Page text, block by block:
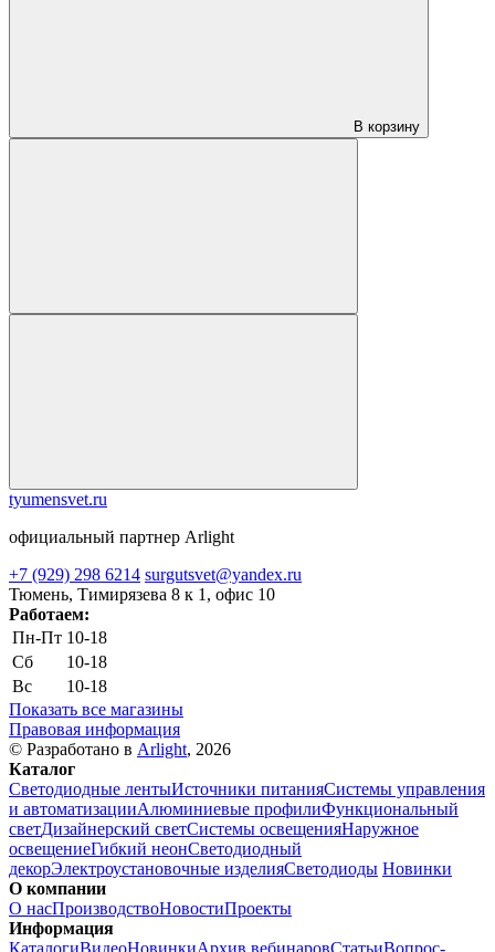
В корзину
tyumensvet.ru
официальный партнер Arlight
+7 (929) 298 6214 surgutsvet@yandex.ru
Тюмень, Тимирязева 8 к 1, офис 10
Работаем:
Пн-Пт 10-18
Сб
10-18
Вс
10-18
Показать все магазины
Правовая информация
© Разработано в Arlight, 2026
Каталог
Светодиодные лентыИсточники питанияСистемы управления
и автоматизацииАлюминиевые профилиФункциональный
светДизайнерский светСистемы освещенияНаружное
освещениеГибкий неонСветодиодный
декорЭлектроустановочные изделияСветодиоды Новинки
О компании
О насПроизводствоНовостиПроекты
Информация